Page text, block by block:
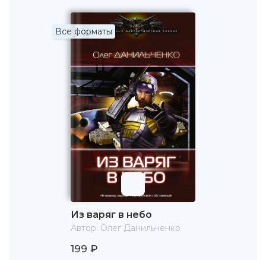
Все форматы
Из варяг в небо
Автор: Олег Данильченко
199 ₽